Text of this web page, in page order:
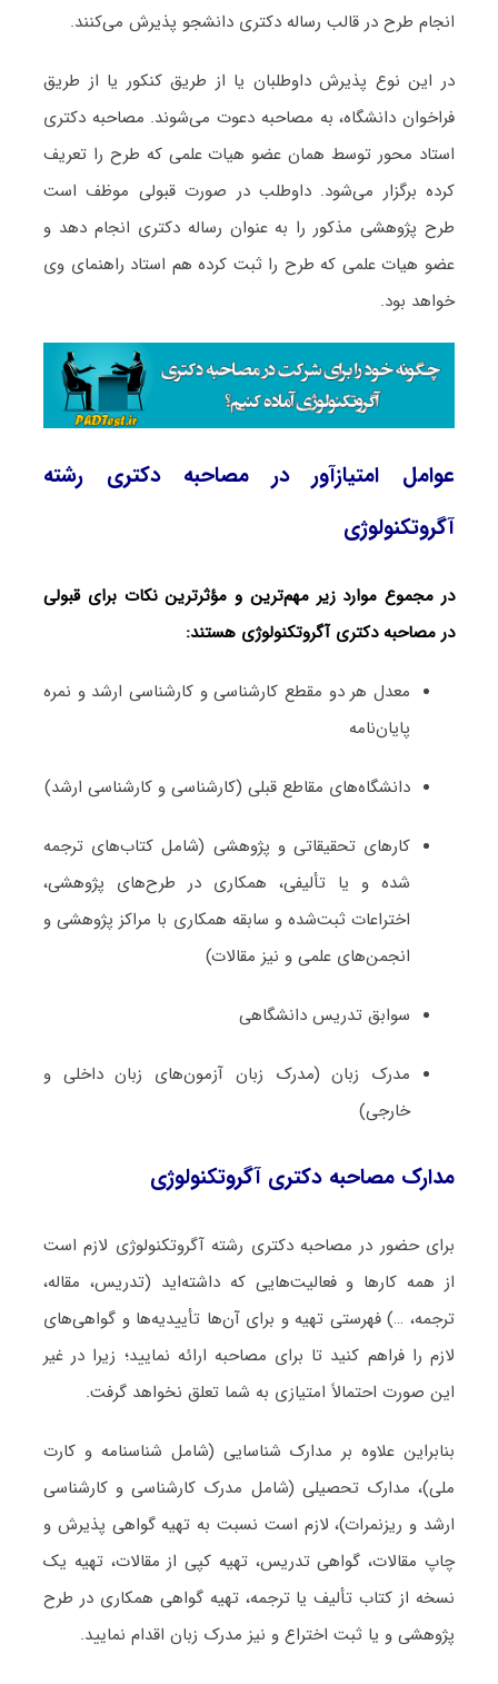
انجام طرح در قالب رساله دکتری دانشجو پذیرش می‌کنند.
در این نوع پذیرش داوطلبان یا از طریق کنکور یا از طریق
فراخوان دانشگاه، به مصاحبه دعوت می‌شوند. مصاحبه دکتری
استاد محور توسط همان عضو هیات علمی که طرح را تعریف
کرده برگزار می‌شود. داوطلب در صورت قبولی موظف است
طرح پژوهشی مذکور را به عنوان رساله دکتری انجام دهد و
عضو هیات علمی که طرح را ثبت کرده هم استاد راهنمای وی
خواهد بود.
عوامل امتیازآور در مصاحبه دکتری رشته
آگروتکنولوژی
در مجموع موارد زیر مهم‌ترین و مؤثرترین نکات برای قبولی
در مصاحبه دکتری آگروتکنولوژی هستند:
معدل هر دو مقطع کارشناسی و کارشناسی ارشد و نمره
پایان‌نامه
دانشگاه‌های مقاطع قبلی (کارشناسی و کارشناسی ارشد)
کارهای تحقیقاتی و پژوهشی (شامل کتاب‌های ترجمه­‌
شده و یا تألیفی، همکاری در طرح‌های پژوهشی،
اختراعات ثبت‌­شده و سابقه همکاری با مراکز پژوهشی و
انجمن‌های علمی و نیز مقالات)
سوابق تدریس دانشگاهی
مدرک زبان (مدرک زبان آزمون‌های زبان داخلی و
خارجی)
مدارک مصاحبه دکتری آگروتکنولوژی
برای حضور در مصاحبه دکتری رشته آگروتکنولوژی لازم است
از همه کارها و فعالیت‌هایی که داشته‌اید (تدریس، مقاله،
ترجمه، …) فهرستی تهیه و برای آن‌ها تأییدیه‌ها و گواهی‌های
لازم را فراهم کنید تا برای مصاحبه ارائه نمایید؛ زیرا در غیر
این صورت احتمالاً امتیازی به شما تعلق نخواهد گرفت.
بنابراین علاوه بر مدارک شناسایی (شامل شناسنامه و کارت
ملی)، مدارک تحصیلی (شامل مدرک کارشناسی و کارشناسی
ارشد و ریزنمرات)، لازم است نسبت به تهیه گواهی پذیرش و
چاپ مقالات، گواهی تدریس، تهیه کپی از مقالات، تهیه یک
نسخه از کتاب تألیف یا ترجمه، تهیه گواهی همکاری در طرح
پژوهشی و یا ثبت اختراع و نیز مدرک زبان اقدام نمایید.